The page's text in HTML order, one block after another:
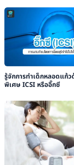
รู้จักการทำเด็กหลอดแก้
พิเศษ ICSI หรืออิ๊กซี